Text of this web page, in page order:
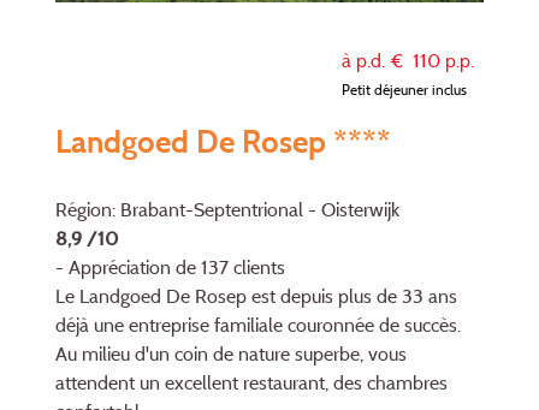
à p.d. € 110 p.p.
Petit déjeuner inclus
Landgoed De Rosep ****
Région: Brabant-Septentrional - Oisterwijk
8,9 /10
- Appréciation de 137 clients
Le Landgoed De Rosep est depuis plus de 33 ans
déjà une entreprise familiale couronnée de succès.
Au milieu d'un coin de nature superbe, vous
attendent un excellent restaurant, des chambres